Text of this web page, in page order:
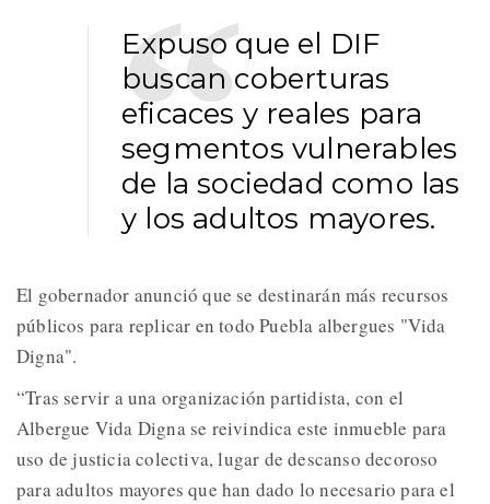
Expuso que el DIF
buscan coberturas
eficaces y reales para
segmentos vulnerables
de la sociedad como las
y los adultos mayores.
El gobernador anunció que se destinarán más recursos
públicos para replicar en todo Puebla albergues "Vida
Digna".
“Tras servir a una organización partidista, con el
Albergue Vida Digna se reivindica este inmueble para
uso de justicia colectiva, lugar de descanso decoroso
para adultos mayores que han dado lo necesario para el